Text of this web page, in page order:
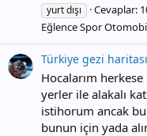
yurt dışı
Cevaplar:
Eğlence Spor
Türkiye gezi haritası
Hocalarım
yerler ile alakalı
istihorum ancak
bunun için yada